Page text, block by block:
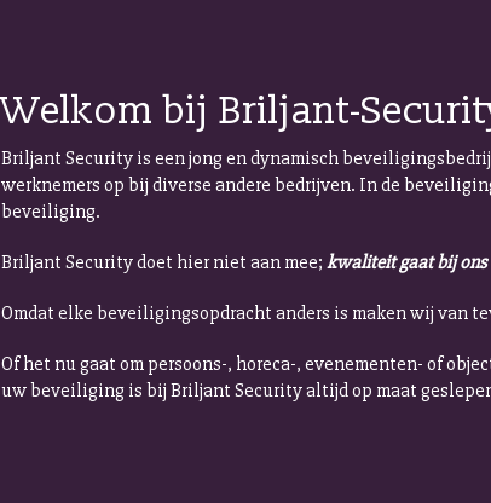
Welkom bij Briljant-
Briljant Security is een jong en dynamisch
werknemers op bij diverse andere bedrijven. In de
beveiliging.
Briljant Security doet hier niet aan mee;kwaliteit gaat bij
Omdat elke beveiligingsopdracht anders is maken wij van
Of het nu gaat om persoons-, horeca-, evenementen- of
uw beveiliging is bij Briljant Security altijd op maat